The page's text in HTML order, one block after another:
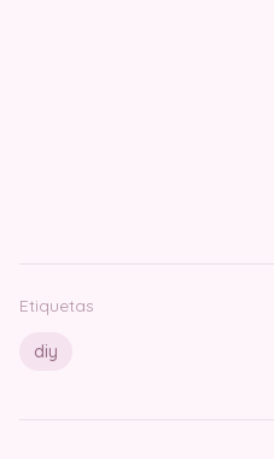
Etiquetas
diy